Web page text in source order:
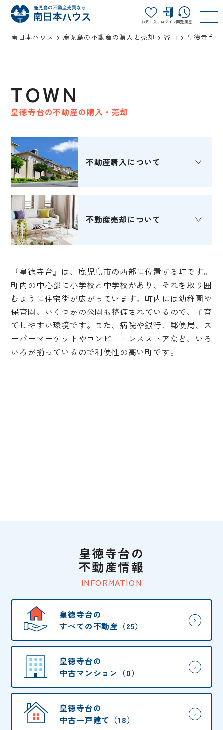
お気に入り ログイン閲覧履歴
南日本ハウス 鹿児島の不動産の購入と売却 谷山 皇徳寺台
TOWN
皇徳寺台の不動産の購入・売却
不動産購入について
不動産売却について
『皇徳寺台』は、鹿児島市の西部に位置する町です。
町内の中心部に小学校と中学校があり、それを取り囲
むように住宅街が広がっています。町内には幼稚園や
保育園、いくつかの公園も整備されているので、子育
てしやすい環境です。また、病院や銀行、郵便局、ス
ーパーマーケットやコンビニエンスストアなど、いろ
いろが揃っているので利便性の高い町です。
INFORMATION
皇徳寺台の
不動産情報
皇徳寺台の
すべての不動産（25）
皇徳寺台の
中古マンション（0）
皇徳寺台の
中古一戸建て（18）